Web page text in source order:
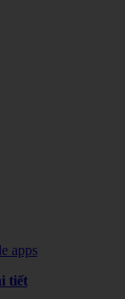
tiết